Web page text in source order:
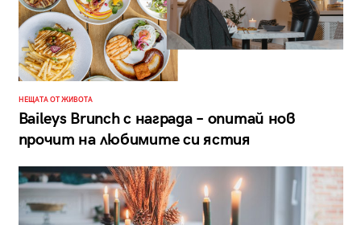
НЕЩАТА ОТ ЖИВОТА
Baileys Brunch с награда – опитай нов
прочит на любимите си ястия